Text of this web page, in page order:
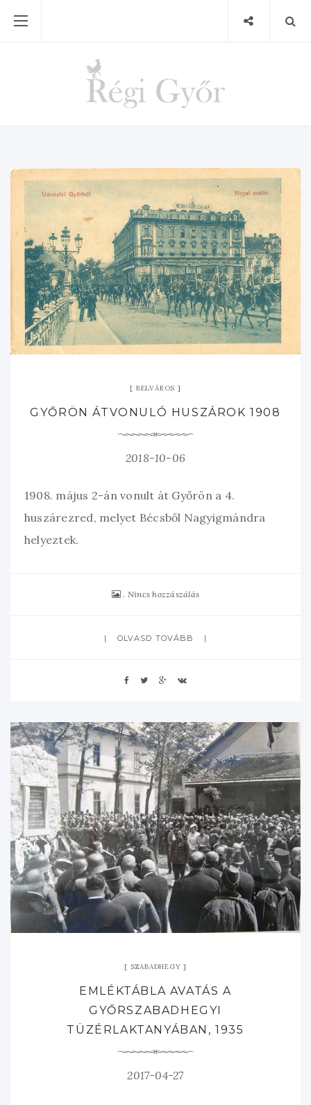
BELVÁROS
GYŐRÖN ÁTVONULÓ HUSZÁROK 1908
2018-10-06
1908. május 2-án vonult át Győrön a 4.
huszárezred, melyet Bécsből Nagyigmándra
helyeztek.
Nincs hozzászálás
OLVASD TOVÁBB
SZABADHEGY
EMLÉKTÁBLA AVATÁS A
GYŐRSZABADHEGYI
TÜZÉRLAKTANYÁBAN, 1935
2017-04-27